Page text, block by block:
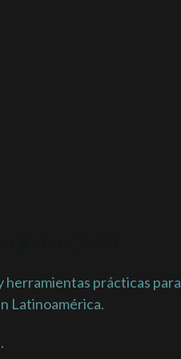
herramientas prácticas para
Latinoamérica.